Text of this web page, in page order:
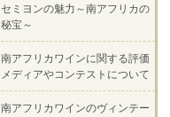
セミヨンの魅力～南アフリカの
秘宝～
南アフリカワインに関する評価
メディアやコンテストについて
南アフリカワインのヴィンテー